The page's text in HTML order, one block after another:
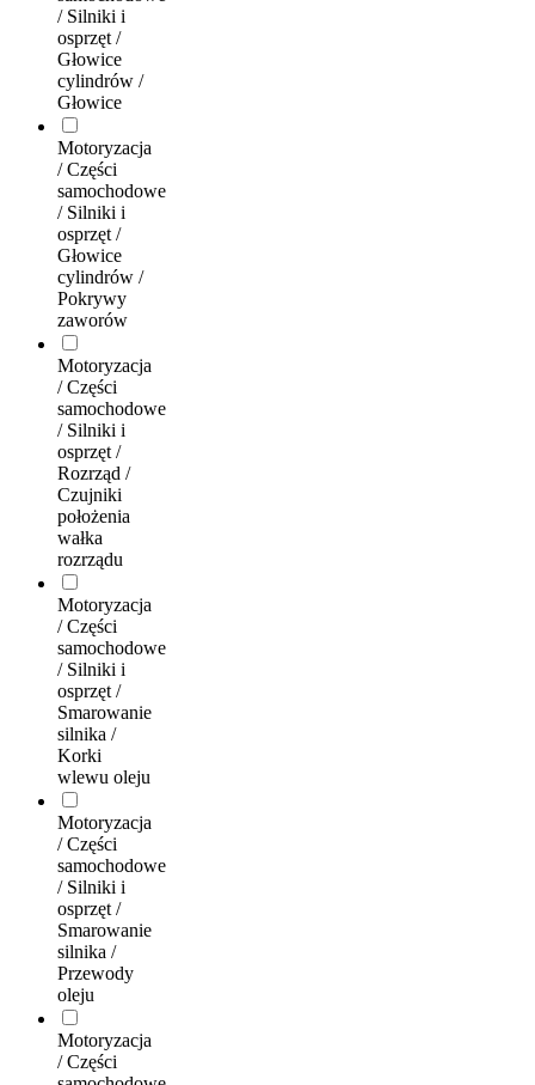
/ Silniki i
osprzęt /
Głowice
cylindrów /
Głowice
Motoryzacja
/ Części
samochodowe
/ Silniki i
osprzęt /
Głowice
cylindrów /
Pokrywy
zaworów
Motoryzacja
/ Części
samochodowe
/ Silniki i
osprzęt /
Rozrząd /
Czujniki
położenia
wałka
rozrządu
Motoryzacja
/ Części
samochodowe
/ Silniki i
osprzęt /
Smarowanie
silnika /
Korki
wlewu oleju
Motoryzacja
/ Części
samochodowe
/ Silniki i
osprzęt /
Smarowanie
silnika /
Przewody
oleju
Motoryzacja
/ Części